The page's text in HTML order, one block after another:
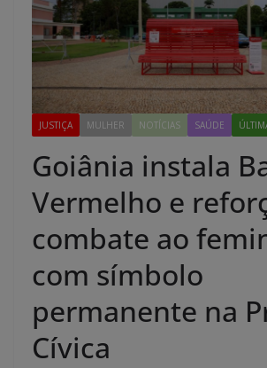
JUSTIÇA MULHER NOTÍCIAS SAÚDE
Goiânia instala
Vermelho e
combate ao
com símbolo
permanente na
Cívica